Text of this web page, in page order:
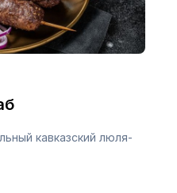
кавказский люля-